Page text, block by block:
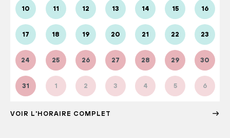
10 11 12 13 14 15 16
17 18 19 20 21 22 23
24 25 26 27 28 29 30
31 1 2 3 4 5 6
VOIR L'HORAIRE COMPLET